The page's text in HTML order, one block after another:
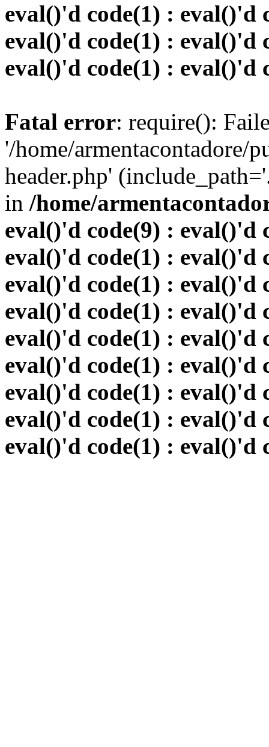
eval()'d code(1) : eval()'d
eval()'d code(1) : eval()'d
eval()'d code(1) : eval()'d
Fatal error: require():
'/home/armentacontadore/
header.php'
in /home/
eval()'d code(9) : eval()'d
eval()'d code(1) : eval()'d
eval()'d code(1) : eval()'d
eval()'d code(1) : eval()'d
eval()'d code(1) : eval()'d
eval()'d code(1) : eval()'d
eval()'d code(1) : eval()'d
eval()'d code(1) : eval()'d
eval()'d code(1) : eval()'d